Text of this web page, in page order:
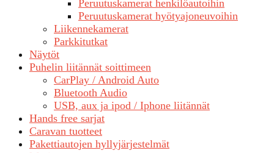
Peruutuskamerat henkilöautoihin
Peruutuskamerat hyötyajoneuvoihin
Liikennekamerat
Parkkitutkat
Näytöt
Puhelin liitännät soittimeen
CarPlay / Android Auto
Bluetooth Audio
USB, aux ja ipod / Iphone liitännät
Hands free sarjat
Caravan tuotteet
Pakettiautojen hyllyjärjestelmät